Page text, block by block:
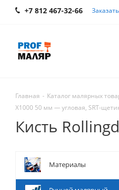
+7 812 467-32-66
Главная - Каталог малярных
X1000 50 мм — угловая, SRT-
Кисть
Mатериалы